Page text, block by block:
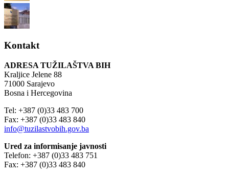
Kontakt
ADRESA TUŽILAŠTVA BIH
Kraljice Jelene 88
71000 Sarajevo
Bosna i Hercegovina
Tel: +387 (0)33 483 700
Fax: +387 (0)33 483 840
info@tuzilastvobih.gov.ba
Ured za informisanje javnosti
Telefon: +387 (0)33 483 751
Fax: +387 (0)33 483 840